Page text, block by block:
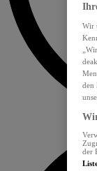
Wir
den
der